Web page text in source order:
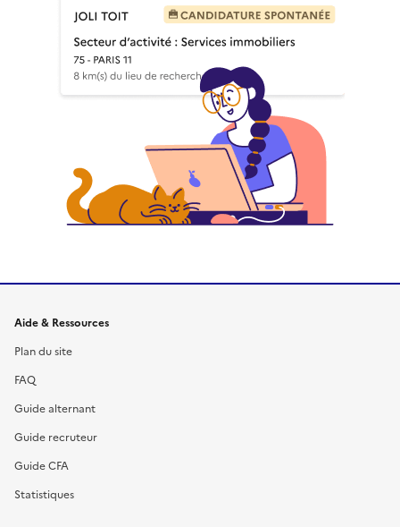
Informations et liens du site
Aide & Ressources
Plan du site
FAQ
Guide alternant
Guide recruteur
Guide CFA
Statistiques